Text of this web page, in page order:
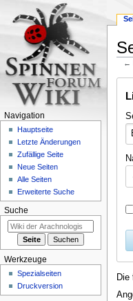
←
Die
Navigation
Hauptseite
Letzte Änderungen
Zufällige Seite
Neue Seiten
Alle Seiten
Erweiterte Suche
Suche
Werkzeuge
Spezialseiten
Druckversion